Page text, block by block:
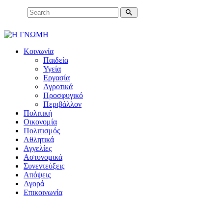
Κοινωνία
Παιδεία
Υγεία
Εργασία
Αγροτικά
Προσφυγικό
Περιβάλλον
Πολιτική
Οικονομία
Πολιτισμός
Αθλητικά
Αγγελίες
Αστυνομικά
Συνεντεύξεις
Απόψεις
Αγορά
Επικοινωνία